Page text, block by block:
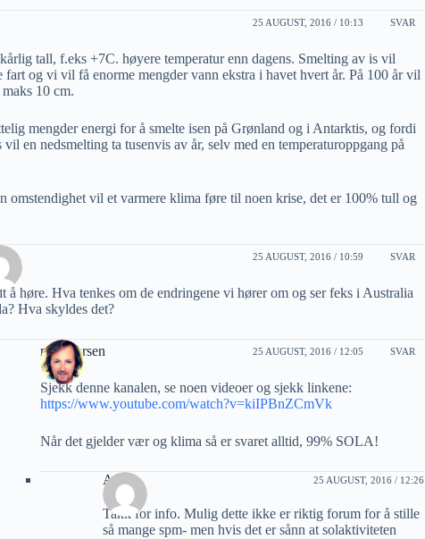
25 AUGUST, 2016 / 10:13 SVAR
tall, f.eks +7C. høyere temperatur enn dagens. Smelting av is vil
fart og vi vil få enorme mengder vann ekstra i havet hvert år. På 100 år vil
10 cm.
mengder energi for å smelte isen på Grønland og i Antarktis, og fordi
vil en nedsmelting ta tusenvis av år, selv med en temperaturoppgang på
omstendighet vil et varmere klima føre til noen krise, det er 100% tull og
25 AUGUST, 2016 / 10:59 SVAR
å høre. Hva tenkes om de endringene vi hører om og ser feks i Australia
Hva skyldes det?
roaldjlarsen 25 AUGUST, 2016 / 12:05 SVAR
Sjekk denne kanalen, se noen videoer og sjekk linkene:
https://www.youtube.com/watch?v=kiIPBnZCmVk
Når det gjelder vær og klima så er svaret alltid, 99% SOLA!
AG 25 AUGUST, 2016 / 12:26
Takk for info. Mulig dette ikke er riktig forum for å stille
så mange spm- men hvis det er sånn at solaktiviteten